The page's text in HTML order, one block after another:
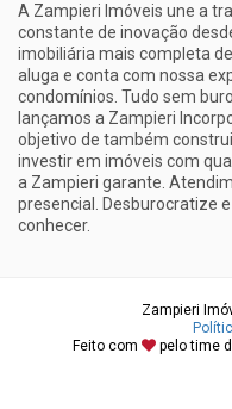
A Zampieri Imóveis une a
constante de inovação
imobiliária mais completa
aluga e conta com nossa
condomínios. Tudo sem
lançamos a Zampieri
objetivo de também
investir em imóveis com
a Zampieri garante.
presencial. Desburocratize
conhecer.
Zampieri
Feito com
pelo time